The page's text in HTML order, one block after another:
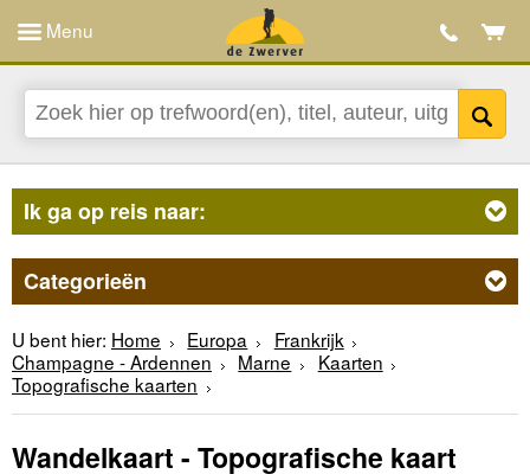
Menu
Ik ga op reis naar:
Categorieën
U bent hier: Home Europa
Frankrijk
Champagne - Ardennen
Marne
Kaarten
Topografische kaarten
Wandelkaart - Topografische kaart